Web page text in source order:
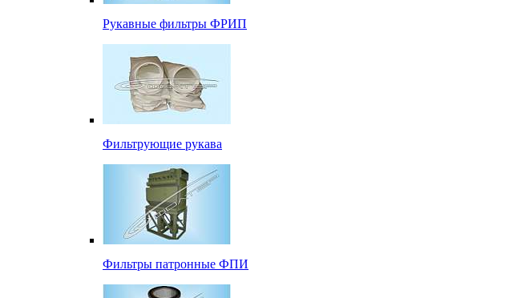
Рукавные фильтры ФРИП
Фильтрующие рукава
Фильтры патронные ФПИ